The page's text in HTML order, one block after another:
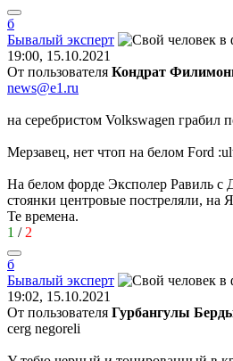
б
Бывалый эксперт
19:00, 15.10.2021
От пользователя Кондрат
news@e1.ru
на серебристом Volkswagen грабил
Мерзавец, нет чтоп на белом Ford
На белом форде Эксполер Равиль с
стоянки центровые постреляли, на
Те времена.
1 / 2
б
Бывалый эксперт
19:02, 15.10.2021
От пользователя Гурбангулы
cerg negoreli